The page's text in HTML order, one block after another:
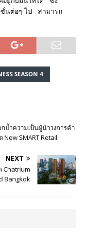
ซั่นต่อๆ ไป สามารถ
SEASON 4
ย้ำความเป็นผู้นำวงการค้า
SMART Retail
NEXT
Chatrium
Bangkok